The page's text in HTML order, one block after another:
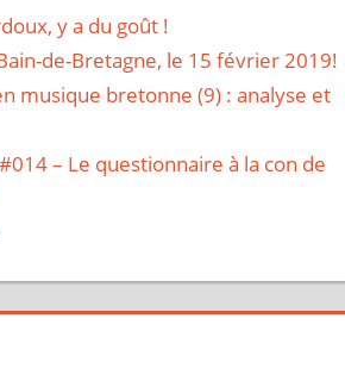
y a du goût !
de-Bretagne, le 15 février 2019!
musique bretonne (9) : analyse et
– Le questionnaire à la con de